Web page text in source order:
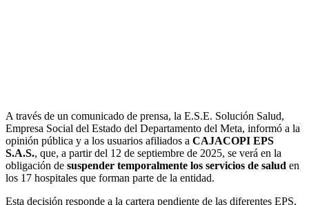
A través de un comunicado de prensa, la E.S.E. Solución Salud,
Empresa Social del Estado del Departamento del Meta, informó a la
opinión pública y a los usuarios afiliados a CAJACOPI EPS
S.A.S., que, a partir del 12 de septiembre de 2025, se verá en la
obligación de suspender temporalmente los servicios de salud en
los 17 hospitales que forman parte de la entidad.
Esta decisión responde a la cartera pendiente de las diferentes EPS,